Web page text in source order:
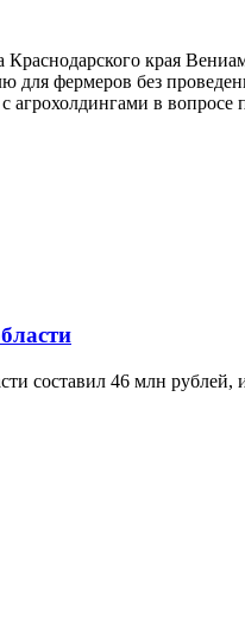
Краснодарского края
для фермеров без
в вопросе
составил 46 млн